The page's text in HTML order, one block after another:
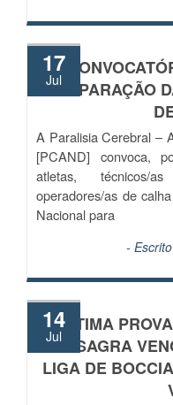
PREPARAÇÃO
17
Jul
A Paralisia Cerebral –
[PCAND] convoca,
atletas, técnicos/
operadores/as de
Nacional para
-
ÚLTIMA
CONSAGRA
LIGA DE
14
Jul